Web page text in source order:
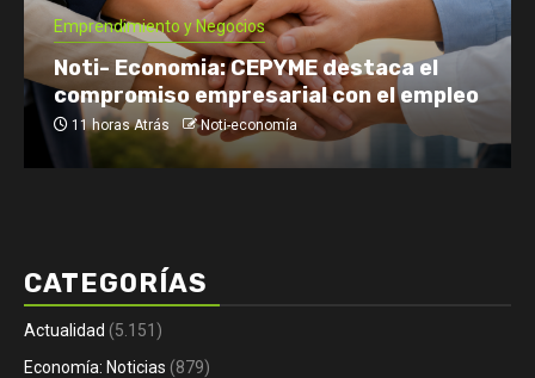
Emprendimiento y Negocios
Noti- Economia: CEPYME destaca el
compromiso empresarial con el empleo
11 horas Atrás Noti-economía
CATEGORÍAS
Actualidad (5.151)
Economía: Noticias (879)